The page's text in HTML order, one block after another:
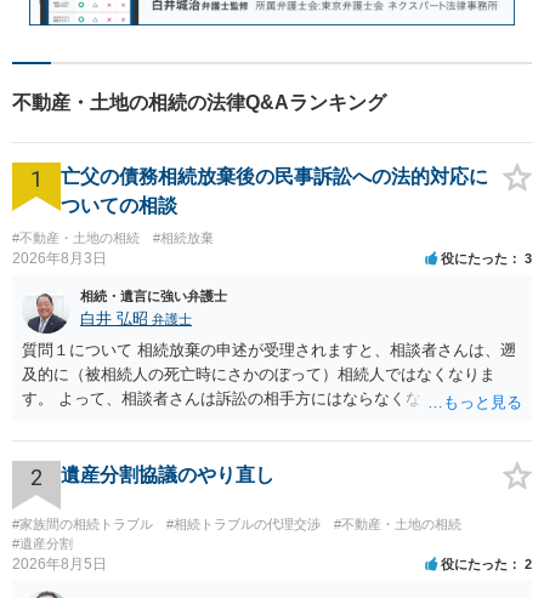
不動産・土地の相続の法律Q&Aランキング
1
亡父の債務相続放棄後の民事訴訟への法的対応に
ついての相談
#不動産・土地の相続 #相続放棄
2026年8月3日 役にたった 3
相続・遺言に強い弁護士
白井 弘昭 弁護士
質問１について 相続放棄の申述が受理されますと、相談者さんは、遡
及的に（被相続人の死亡時にさかのぼって）相続人ではなくなりま
す。 よって、相談者さんは訴訟の相手方にはならなくなるので（明け
理証明を家庭裁判所で取得し、コピーを答弁書に添えて裁判所に提出
してください。 質問２について 請求棄却を求める答弁書を提出すれ
ば、第１回期日は出席する必要がありません。その日は差支え（用事
があり出席できない）との記載で十分です。 質問３について 弁護士で
はないので、ｍｉｎｔｓでの提出の必要は無いと思います。郵送（期
限までに届けばよい）で十分です。 詳細は、書面記載の裁判所書記官
にお問い合わせください。 以上、ご参考まで。
2 遺産分割協議のやり直し
#家族間の相続トラブル #相続トラブルの代理交渉
#不動産・土地の相続
#遺産分割
2026年8月5日 役にたった 2